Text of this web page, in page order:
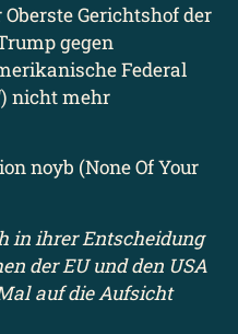
Gerichtshof der
gegen
Federal
nicht mehr
noyb (None Of Your
in ihrer Entscheidung
der EU und den USA
auf die Aufsicht